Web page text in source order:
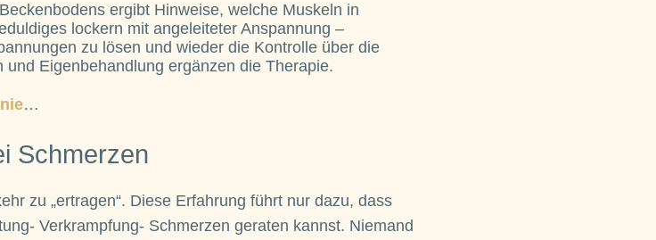
ergibt Hinweise, welche Muskeln in
lockern mit angeleiteter Anspannung –
zu lösen und wieder die Kontrolle über die
Eigenbehandlung ergänzen die Therapie.
…
Schmerzen
zu „ertragen“. Diese Erfahrung führt nur dazu, dass
Verkrampfung- Schmerzen geraten kannst. Niemand